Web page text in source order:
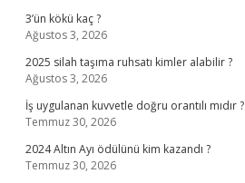
3’ün kökü kaç ?
Ağustos 3, 2026
2025 silah taşıma ruhsatı kimler alabilir ?
Ağustos 3, 2026
İş uygulanan kuvvetle doğru orantılı mıdır ?
Temmuz 30, 2026
2024 Altın Ayı ödülünü kim kazandı ?
Temmuz 30, 2026